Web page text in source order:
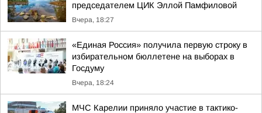
председателем ЦИК Эллой Памфиловой
Вчера, 18:27
«Единая Россия» получила первую строку в
избирательном бюллетене на выборах в
Госдуму
Вчера, 18:24
МЧС Карелии приняло участие в тактико-